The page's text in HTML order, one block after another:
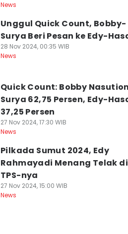
News
Unggul Quick Count, Bobby-
Surya Beri Pesan ke Edy-
28 Nov 2024, 00:35 WIB
News
Quick Count: Bobby
Surya 62,75 Persen, Edy-
37,25 Persen
27 Nov 2024, 17:30 WIB
News
Pilkada Sumut 2024, Edy
Rahmayadi Menang Telak di
TPS-nya
27 Nov 2024, 15:00 WIB
News